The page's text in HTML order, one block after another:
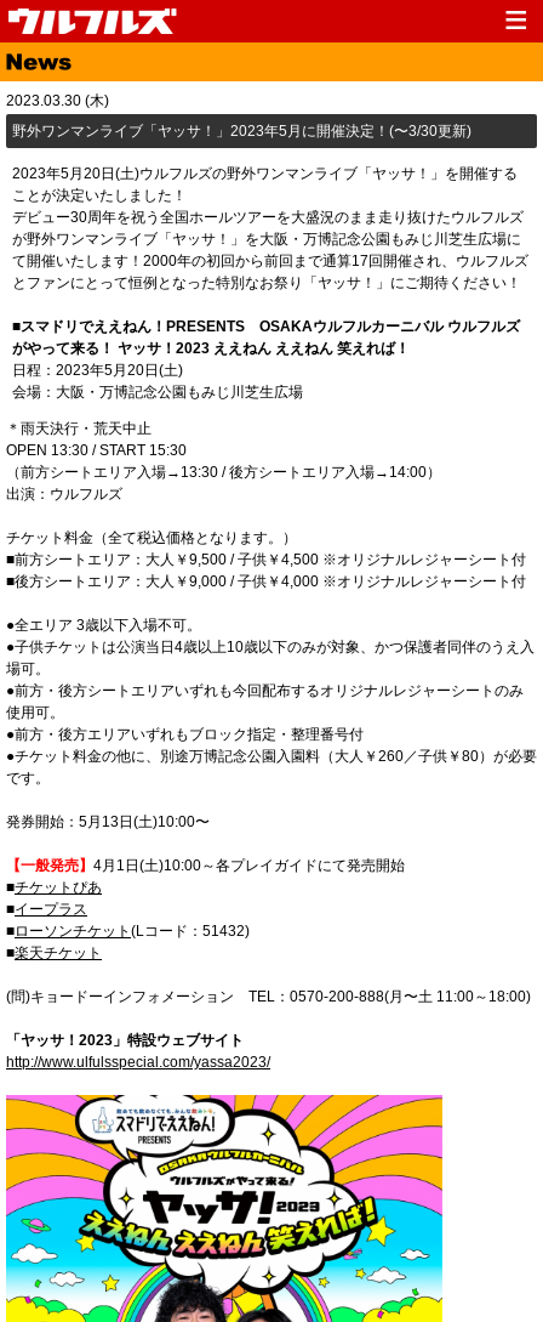
Top
Media Live
Fanclub Goods
Contact Link
2023.03.30 (木)
野外ワンマンライブ「ヤッサ！」2023年5月に開催決定！(〜3/30更新)
2023年5月20日(土)ウルフルズの野外ワンマンライブ「ヤッサ！」を開催する
ことが決定いたしました！
デビュー30周年を祝う全国ホールツアーを大盛況のまま走り抜けたウルフルズ
が野外ワンマンライブ「ヤッサ！」を大阪・万博記念公園もみじ川芝生広場に
て開催いたします！2000年の初回から前回まで通算17回開催され、ウルフルズ
とファンにとって恒例となった特別なお祭り「ヤッサ！」にご期待ください！
■スマドリでええねん！PRESENTS OSAKAウルフルカーニバル ウルフルズ
がやって来る！ ヤッサ！2023 ええねん ええねん 笑えれば！
日程：2023年5月20日(土)
会場：大阪・万博記念公園もみじ川芝生広場
＊雨天決行・荒天中止
OPEN 13:30 / START 15:30
（前方シートエリア入場→13:30 / 後方シートエリア入場→14:00）
出演：ウルフルズ
チケット料金（全て税込価格となります。）
■前方シートエリア：大人￥9,500 / 子供￥4,500 ※オリジナルレジャーシート付
■後方シートエリア：大人￥9,000 / 子供￥4,000 ※オリジナルレジャーシート付
●全エリア 3歳以下入場不可。
●子供チケットは公演当日4歳以上10歳以下のみが対象、かつ保護者同伴のうえ入
場可。
●前方・後方シートエリアいずれも今回配布するオリジナルレジャーシートのみ
使用可。
●前方・後方エリアいずれもブロック指定・整理番号付
●チケット料金の他に、別途万博記念公園入園料（大人￥260／子供￥80）が必要
です。
発券開始：5月13日(土)10:00〜
【一般発売】 4月1日(土)10:00～各プレイガイドにて発売開始
■チケットぴあ
■イープラス
■ローソンチケット (Lコード：51432)
■楽天チケット
(問)キョードーインフォメーション TEL：0570-200-888(月〜土 11:00～18:00)
「ヤッサ！2023」特設ウェブサイト
http://www.ulfulsspecial.com/yassa2023/